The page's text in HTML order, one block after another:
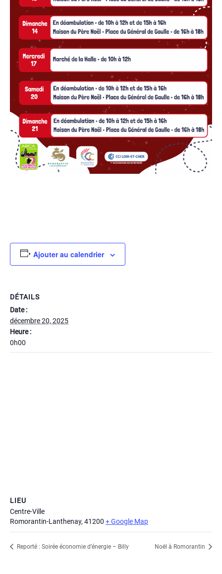
Ajouter au calendrier
DÉTAILS
Date :
décembre 20, 2025
Heure :
0h00
LIEU
Centre-Ville
Romorantin-Lanthenay, 41200 + Google Map
Reporté : Soirée économie d’énergie – Billy Noël à Romorantin